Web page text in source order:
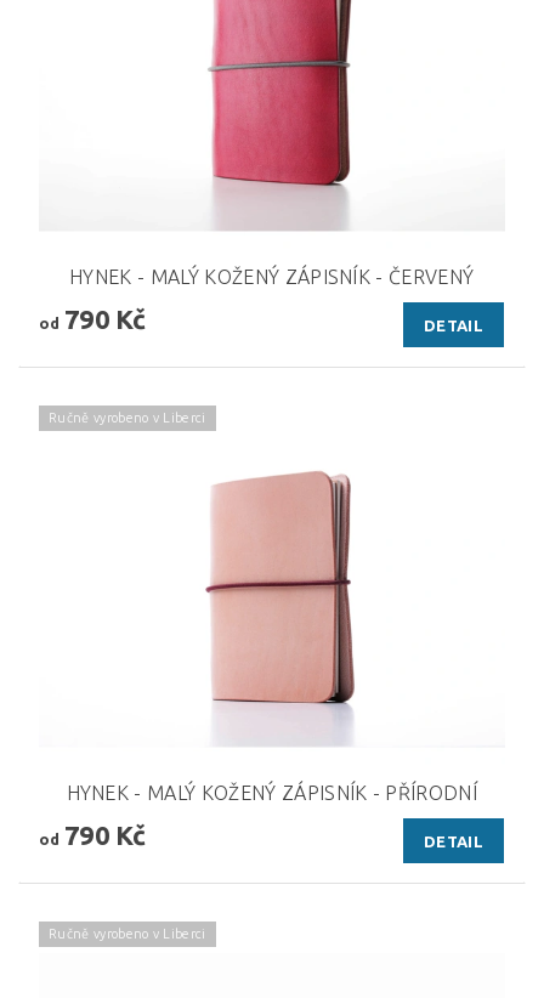
HYNEK - MALÝ KOŽENÝ ZÁPISNÍK - ČERVENÝ
od 790 Kč DETAIL
Ručně vyrobeno v Liberci
HYNEK - MALÝ KOŽENÝ ZÁPISNÍK - PŘÍRODNÍ
od 790 Kč DETAIL
Ručně vyrobeno v Liberci